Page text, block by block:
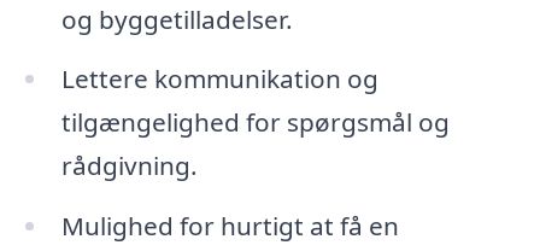
og byggetilladelser.
Lettere kommunikation og
tilgængelighed for spørgsmål og
rådgivning.
Mulighed for hurtigt at få en